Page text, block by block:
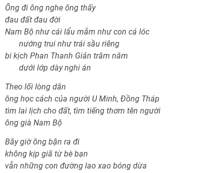
Ông đi ông nghe ông thấy
đau đất đau đời
Nam Bộ như cái lẩu mắm như con cá lóc
nướng trui như trái sầu riêng
bi kịch Phan Thanh Giản trăm năm
dưới lớp dày nghi án
Theo lối lòng dân
ông học cách của người U Minh, Đồng Tháp
tìm lai lịch cho đất, tìm tiếng thơm tên người
ông già Nam Bộ
Bây giờ ông bận ra đi
không kịp giã từ bè bạn
vẫn những con đường lao xao bóng dừa